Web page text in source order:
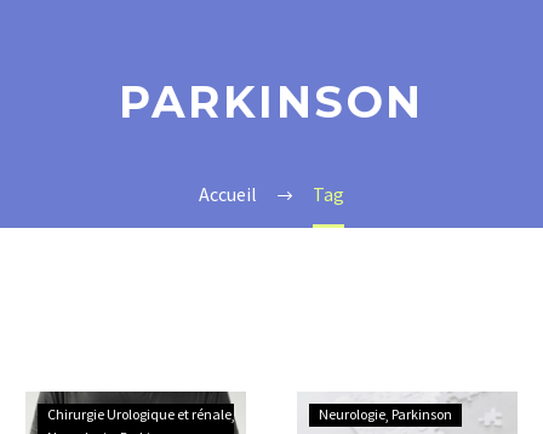
PARKINSON
Accueil Tag
Comprendre
Chirurgie Urologique et rénale
Comprendre
Neurologie Parkinson